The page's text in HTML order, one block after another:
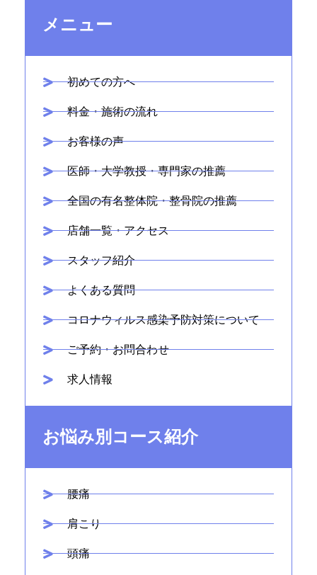
メニュー
初めての方へ
料金・施術の流れ
お客様の声
医師・大学教授・専門家の推薦
全国の有名整体院・整骨院の推薦
店舗一覧・アクセス
スタッフ紹介
よくある質問
コロナウィルス感染予防対策について
ご予約・お問合わせ
求人情報
お悩み別コース紹介
腰痛
肩こり
頭痛